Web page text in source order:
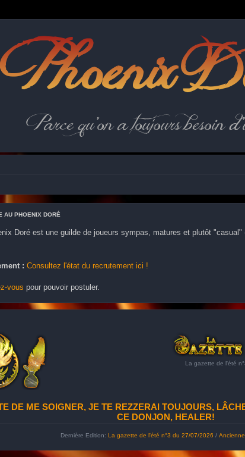
Phoenix
Parce qu'on a toujours besoin
AU PHOENIX DORÉ
Doré est une guilde de joueurs sympas, matures et plutôt
: Consultez l'état du recrutement ici !
vous pour pouvoir postuler.
La gazette de l'été
DE ME SOIGNER, JE TE REZZERAI TOUJOURS,
CE DONJON, HEALER!
Dernière Edition: La gazette de l'été n°3 du 27/07/2026 /